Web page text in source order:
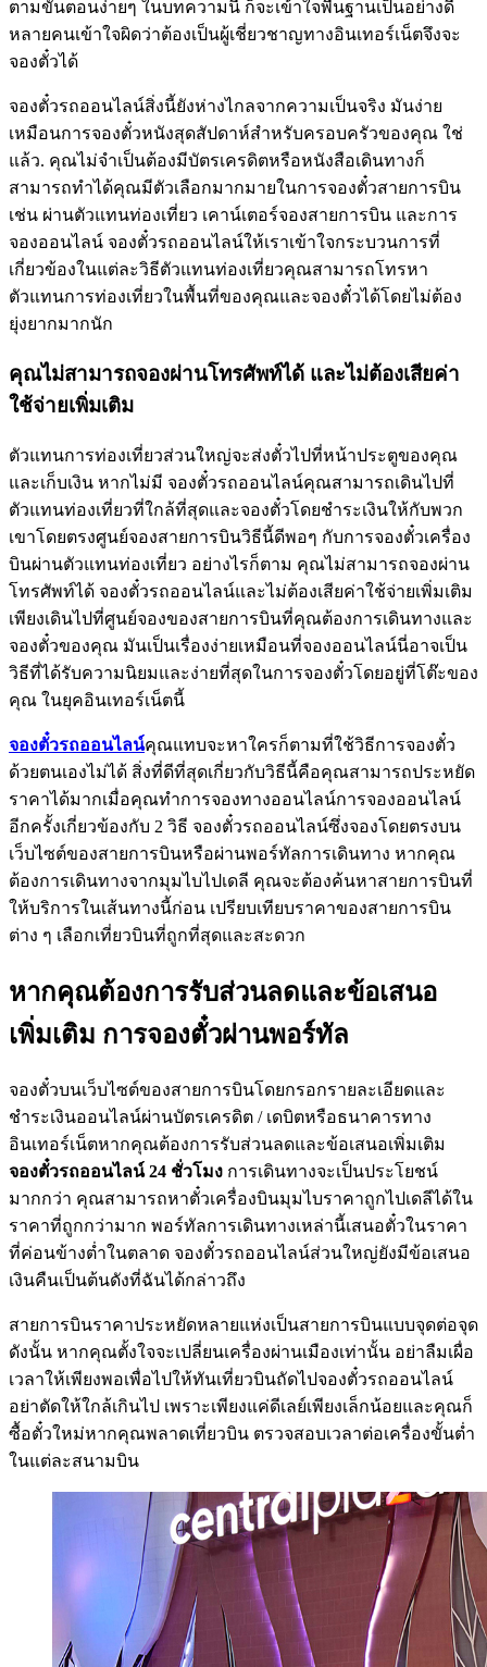
ตามขั้นตอนง่ายๆ ในบทความนี้ ก็จะเข้าใจพื้นฐานเป็นอย่างดี
หลายคนเข้าใจผิดว่าต้องเป็นผู้เชี่ยวชาญทางอินเทอร์เน็ตจึงจะ
จองตั๋วได้
จองตั๋วรถออนไลน์สิ่งนี้ยังห่างไกลจากความเป็นจริง มันง่าย
เหมือนการจองตั๋วหนังสุดสัปดาห์สำหรับครอบครัวของคุณ ใช่
แล้ว. คุณไม่จำเป็นต้องมีบัตรเครดิตหรือหนังสือเดินทางก็
สามารถทำได้คุณมีตัวเลือกมากมายในการจองตั๋วสายการบิน
เช่น ผ่านตัวแทนท่องเที่ยว เคาน์เตอร์จองสายการบิน และการ
จองออนไลน์ จองตั๋วรถออนไลน์ให้เราเข้าใจกระบวนการที่
เกี่ยวข้องในแต่ละวิธีตัวแทนท่องเที่ยวคุณสามารถโทรหา
ตัวแทนการท่องเที่ยวในพื้นที่ของคุณและจองตั๋วได้โดยไม่ต้อง
ยุ่งยากมากนัก
คุณไม่สามารถจองผ่านโทรศัพท์ได้ และไม่ต้องเสียค่า
ใช้จ่ายเพิ่มเติม
ตัวแทนการท่องเที่ยวส่วนใหญ่จะส่งตั๋วไปที่หน้าประตูของคุณ
และเก็บเงิน หากไม่มี จองตั๋วรถออนไลน์คุณสามารถเดินไปที่
ตัวแทนท่องเที่ยวที่ใกล้ที่สุดและจองตั๋วโดยชำระเงินให้กับพวก
เขาโดยตรงศูนย์จองสายการบินวิธีนี้ดีพอๆ กับการจองตั๋วเครื่อง
บินผ่านตัวแทนท่องเที่ยว อย่างไรก็ตาม คุณไม่สามารถจองผ่าน
โทรศัพท์ได้ จองตั๋วรถออนไลน์และไม่ต้องเสียค่าใช้จ่ายเพิ่มเติม
เพียงเดินไปที่ศูนย์จองของสายการบินที่คุณต้องการเดินทางและ
จองตั๋วของคุณ มันเป็นเรื่องง่ายเหมือนที่จองออนไลน์นี่อาจเป็น
วิธีที่ได้รับความนิยมและง่ายที่สุดในการจองตั๋วโดยอยู่ที่โต๊ะของ
คุณ ในยุคอินเทอร์เน็ตนี้
จองตั๋วรถออนไลน์คุณแทบจะหาใครก็ตามที่ใช้วิธีการจองตั๋ว
ด้วยตนเองไม่ได้ สิ่งที่ดีที่สุดเกี่ยวกับวิธีนี้คือคุณสามารถประหยัด
ราคาได้มากเมื่อคุณทำการจองทางออนไลน์การจองออนไลน์
อีกครั้งเกี่ยวข้องกับ 2 วิธี จองตั๋วรถออนไลน์ซึ่งจองโดยตรงบน
เว็บไซต์ของสายการบินหรือผ่านพอร์ทัลการเดินทาง หากคุณ
ต้องการเดินทางจากมุมไบไปเดลี คุณจะต้องค้นหาสายการบินที่
ให้บริการในเส้นทางนี้ก่อน เปรียบเทียบราคาของสายการบิน
ต่าง ๆ เลือกเที่ยวบินที่ถูกที่สุดและสะดวก
หากคุณต้องการรับส่วนลดและข้อเสนอ
เพิ่มเติม การจองตั๋วผ่านพอร์ทัล
จองตั๋วบนเว็บไซต์ของสายการบินโดยกรอกรายละเอียดและ
ชำระเงินออนไลน์ผ่านบัตรเครดิต / เดบิตหรือธนาคารทาง
อินเทอร์เน็ตหากคุณต้องการรับส่วนลดและข้อเสนอเพิ่มเติม
จองตั๋วรถออนไลน์ 24 ชั่วโมง การเดินทางจะเป็นประโยชน์
มากกว่า คุณสามารถหาตั๋วเครื่องบินมุมไบราคาถูกไปเดลีได้ใน
ราคาที่ถูกกว่ามาก พอร์ทัลการเดินทางเหล่านี้เสนอตั๋วในราคา
ที่ค่อนข้างต่ำในตลาด จองตั๋วรถออนไลน์ส่วนใหญ่ยังมีข้อเสนอ
เงินคืนเป็นต้นดังที่ฉันได้กล่าวถึง
สายการบินราคาประหยัดหลายแห่งเป็นสายการบินแบบจุดต่อจุด
ดังนั้น หากคุณตั้งใจจะเปลี่ยนเครื่องผ่านเมืองเท่านั้น อย่าลืมเผื่อ
เวลาให้เพียงพอเพื่อไปให้ทันเที่ยวบินถัดไปจองตั๋วรถออนไลน์
อย่าตัดให้ใกล้เกินไป เพราะเพียงแค่ดีเลย์เพียงเล็กน้อยและคุณก็
ซื้อตั๋วใหม่หากคุณพลาดเที่ยวบิน ตรวจสอบเวลาต่อเครื่องขั้นต่ำ
ในแต่ละสนามบิน